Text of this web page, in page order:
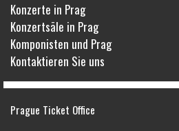
Konzerte in Prag
Konzertsäle in Prag
Komponisten und Prag
Kontaktieren Sie uns
Prague Ticket Office